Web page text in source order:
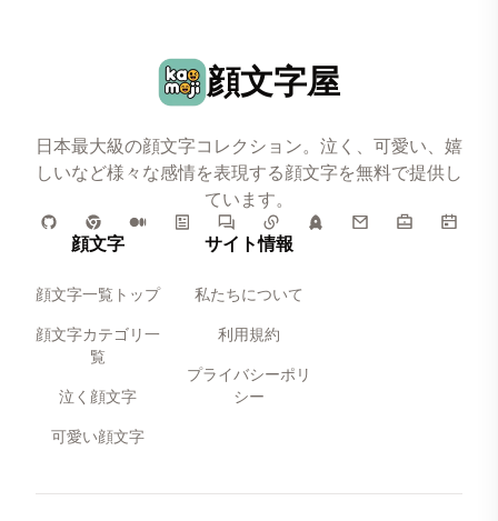
顔文字屋
日本最大級の顔文字コレクション。泣く、可愛い、嬉
しいなど様々な感情を表現する顔文字を無料で提供し
ています。
顔文字
顔文字一覧トップ
顔文字カテゴリ一
覧
泣く顔文字
可愛い顔文字
サイト情報
私たちについて
利用規約
プライバシーポリ
シー